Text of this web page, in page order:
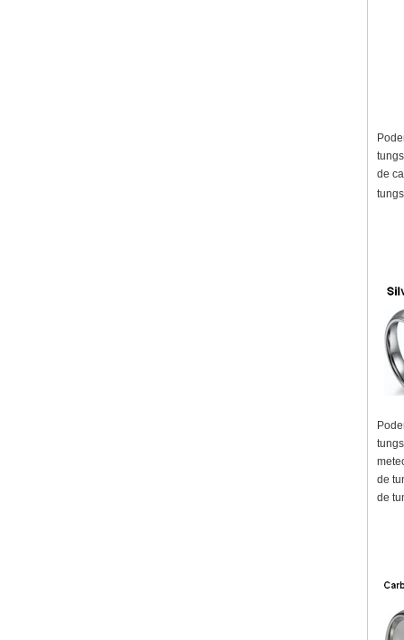
de
de
de